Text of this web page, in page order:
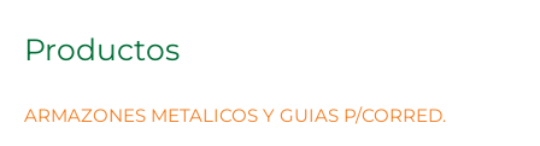
Productos
ARMAZONES METALICOS Y GUIAS P/CORRED.